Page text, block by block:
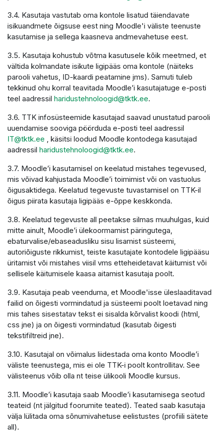
3.4. Kasutaja vastutab oma kontole lisatud täiendavate
isikuandmete õigsuse eest ning Moodle'i väliste teenuste
kasutamise ja sellega kaasneva andmevahetuse eest.
3.5. Kasutaja kohustub võtma kasutusele kõik meetmed, et
vältida kolmandate isikute ligipääs oma kontole (näiteks
parooli vahetus, ID-kaardi peatamine jms). Samuti tuleb
tekkinud ohu korral teavitada Moodle’i kasutajatuge e-posti
teel aadressil haridustehnoloogid@tktk.ee.
3.6. TTK infosüsteemide kasutajad saavad unustatud parooli
uuendamise sooviga pöörduda e-posti teel aadressil
IT@tktk.ee , käsitsi loodud Moodle kontodega kasutajad
aadressil haridustehnoloogid@tktk.ee.
3.7. Moodle’i kasutamisel on keelatud mistahes tegevused,
mis võivad kahjustada Moodle’i toimimist või on vastuolus
õigusaktidega. Keelatud tegevuste tuvastamisel on TTK-il
õigus piirata kasutaja ligipääs e-õppe keskkonda.
3.8. Keelatud tegevuste all peetakse silmas muuhulgas, kuid
mitte ainult, Moodle’i ülekoormamist päringutega,
ebaturvalise/ebaseadusliku sisu lisamist süsteemi,
autoriõiguste rikkumist, teiste kasutajate kontodele ligipääsu
üritamist või mistahes viisil vms etteheidetavat käitumist või
sellisele käitumisele kaasa aitamist kasutaja poolt.
3.9. Kasutaja peab veenduma, et Moodle'isse üleslaaditavad
failid on õigesti vormindatud ja süsteemi poolt loetavad ning
mis tahes sisestatav tekst ei sisalda kõrvalist koodi (html,
css jne) ja on õigesti vormindatud (kasutab õigesti
tekstifiltreid jne).
3.10. Kasutajal on võimalus liidestada oma konto Moodle’i
väliste teenustega, mis ei ole TTK-i poolt kontrollitav. See
välisteenus võib olla nt teise ülikooli Moodle kursus.
3.11. Moodle’i kasutaja saab Moodle’i kasutamisega seotud
teateid (nt jälgitud foorumite teated). Teated saab kasutaja
välja lülitada oma sõnumivahetuse eelistustes (profiili sätete
all).